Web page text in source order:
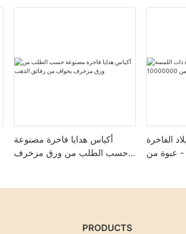
أكياس هدايا فاخرة مصنوعة
حسب الطلب من ورق مزخرف
الفاخرة
- عبوة من
PRODUCTS